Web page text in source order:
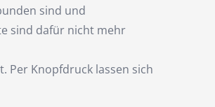
sind und
sind dafür nicht mehr
Per Knopfdruck lassen sich